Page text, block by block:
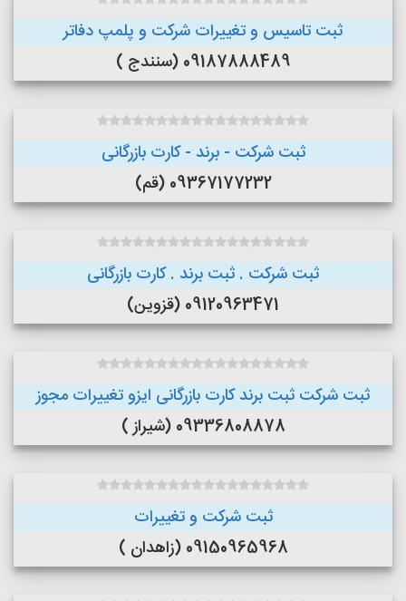
ثبت تاسیس و تغییرات شرکت و پلمپ دفاتر
09187888489 (سنندج )
ثبت شرکت - برند - کارت بازرگانی
09367177232 (قم)
ثبت شرکت . ثبت برند . کارت بازرگانی
09120963471 (قزوین)
ثبت شرکت ثبت برند کارت بازرگانی ایزو تغییرات مجوز
09336808878 (شیراز )
ثبت شرکت و تغییرات
09150965968 (زاهدان )